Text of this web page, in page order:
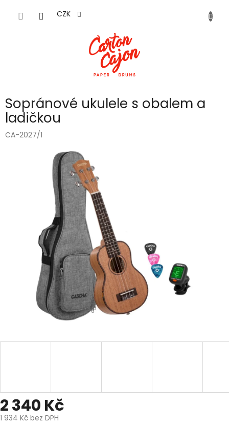
CZK
Sopránové ukulele s obalem a
ladičkou
CA-2027/1
2 340 Kč
1 934 Kč bez DPH